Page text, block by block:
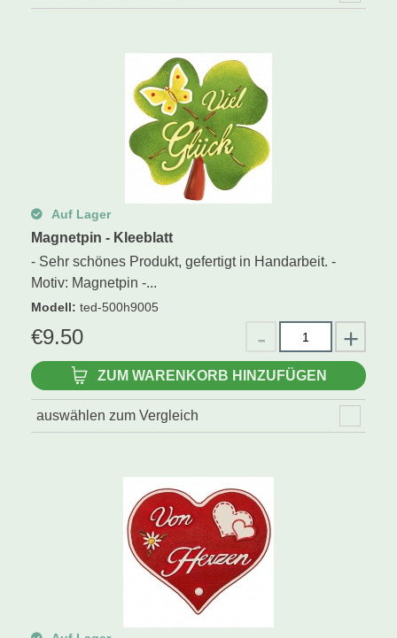
Auf Lager
Magnetpin - Kleeblatt
- Sehr schönes Produkt, gefertigt in Handarbeit. -
Motiv: Magnetpin -...
Modell: ted-500h9005
€9.50
ZUM WARENKORB HINZUFÜGEN
auswählen zum Vergleich